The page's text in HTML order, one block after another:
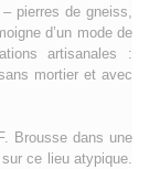
pierres de gneiss,
d’un mode de
artisanales :
mortier et avec
Brousse dans une
ce lieu atypique.